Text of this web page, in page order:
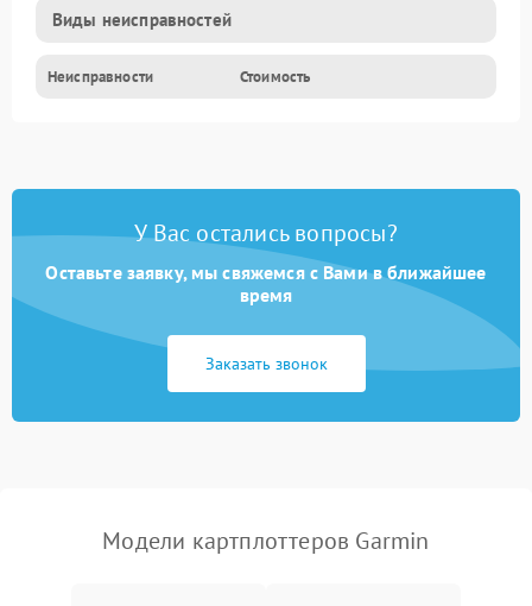
Виды неисправностей
Неисправности Стоимость
У Вас остались вопросы?
Оставьте заявку, мы свяжемся с Вами в ближайшее
время
Заказать звонок
Модели картплоттеров Garmin